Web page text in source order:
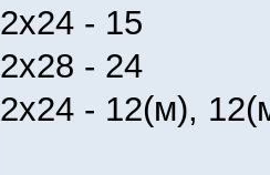
2х24 - 15
2х28 - 24
2х24 - 12(м),